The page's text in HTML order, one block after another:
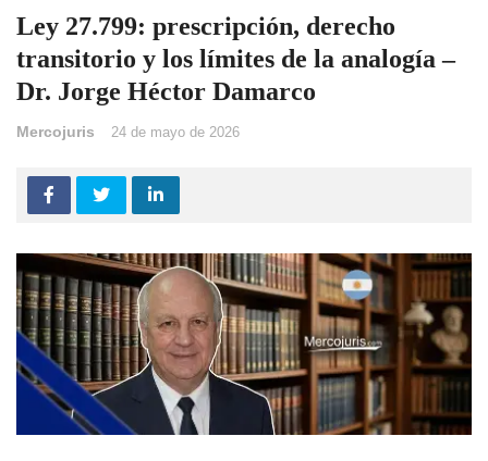
Ley 27.799: prescripción, derecho
transitorio y los límites de la analogía –
Dr. Jorge Héctor Damarco
Mercojuris 24 de mayo de 2026